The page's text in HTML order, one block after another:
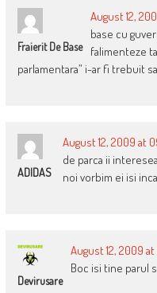
Fraierit De Base
August 12,
base cu
falimenteze
parlamentara” i-ar fi trebuit
ADIDAS
August 12, 2009 at
de parca ii
noi vorbim ei isi
Devirusare
August 12, 2009
Boc isi tine parul